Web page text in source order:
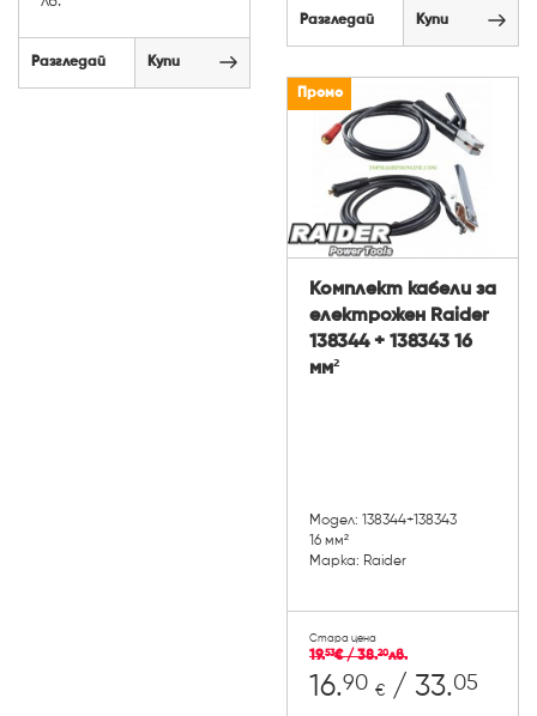
Разгледай Купи
Разгледай Купи
Промо
Комплект кабели за
електрожен Raider
138344 + 138343 16
мм²
Модел: 138344+138343
16 мм²
Марка: Raider
16.90 € / 33.05
Стара цена
19.53€ / 38.20лв.